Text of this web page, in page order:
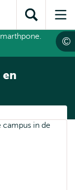
naar
Toon
zoekveld